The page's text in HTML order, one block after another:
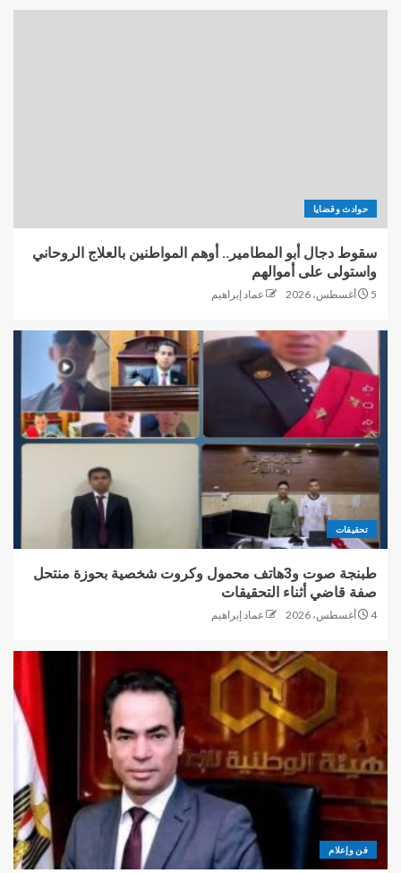
حوادث وقضايا
سقوط دجال أبو المطامير.. أوهم المواطنين بالعلاج الروحاني
واستولى على أموالهم
5 أغسطس، 2026 عماد إبراهيم
تحقيقات
طبنجة صوت و3هاتف محمول وكروت شخصية بحوزة منتحل
صفة قاضي أثناء التحقيقات
4 أغسطس، 2026 عماد إبراهيم
فن وإعلام